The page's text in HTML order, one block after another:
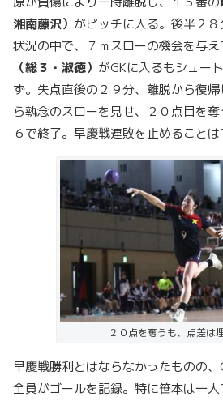
湘南藤沢） がピッチに入る。後半２
状況の中で、７ｍスローの機会を与え
（総３・淑徳） がGKに入るもシュー
ず。失点直後の２９分、離脱から復
ら執念のスローを見せ、２０点目を
６で終了。早慶戦連敗を止めることは
２０点を奪うも、点差は
早慶戦勝利とはならなかったものの
全員がゴールを記録。特に笹本は一